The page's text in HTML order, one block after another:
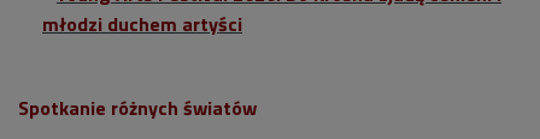
młodzi duchem artyści
Spotkanie różnych światów